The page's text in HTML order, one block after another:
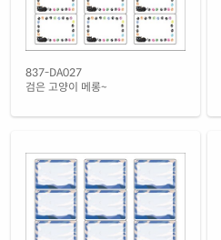
837-DA027
검은 고양이 메롱~